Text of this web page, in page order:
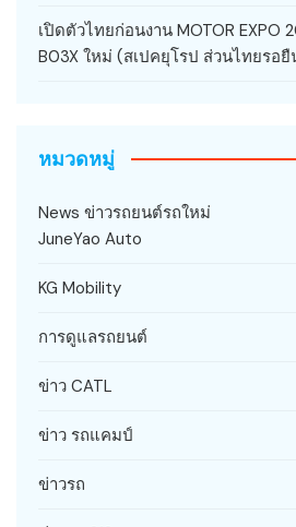
เปิดตัวไทยก่อนงาน MOTOR EXPO
B03X ใหม่ (สเปคยุโรป ส่วนไทยรอ
หมวดหมู่
News ข่าวรถยนต์รถใหม่
JuneYao Auto
KG Mobility
การดูแลรถยนต์
ข่าว CATL
ข่าว รถแคมป์
ข่าวรถ